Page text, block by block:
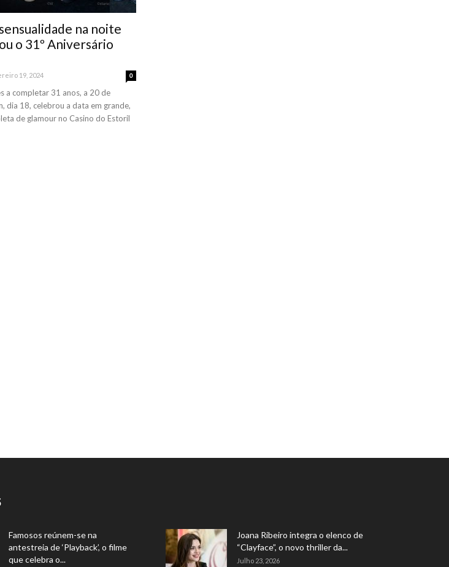
na noite
o 31º Aniversário
19, 2024 0
a completar 31 anos, a 20 de
dia 18, celebrou a data em grande,
de glamour no Casino do Estoril
Famosos reúnem-se na
antestreia de ‘Playback’, o filme
que celebra o...
Joana Ribeiro integra o elenco de
“Clayface”, o novo thriller da...
Julho 23, 2026